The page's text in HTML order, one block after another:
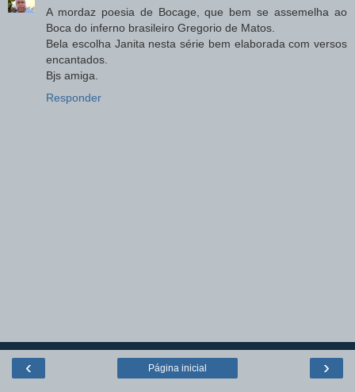
A mordaz poesia de Bocage, que bem se assemelha ao
Boca do inferno brasileiro Gregorio de Matos.
Bela escolha Janita nesta série bem elaborada com versos
encantados.
Bjs amiga.
Responder
‹ ›
Página inicial